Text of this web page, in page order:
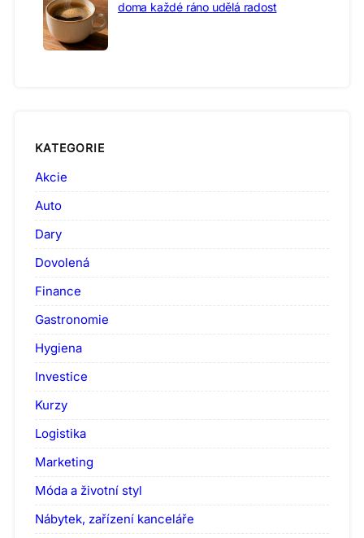
doma každé ráno udělá radost
KATEGORIE
Akcie
Auto
Dary
Dovolená
Finance
Gastronomie
Hygiena
Investice
Kurzy
Logistika
Marketing
Móda a životní styl
Nábytek, zařízení kanceláře